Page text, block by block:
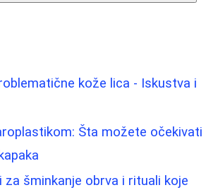
kože lica - Iskustva i
Šta možete očekivati
za šminkanje obrva i rituali koje